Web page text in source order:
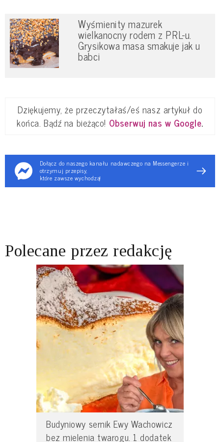
Wyśmienity mazurek
wielkanocny rodem z PRL-u.
Grysikowa masa smakuje jak u
babci
Dziękujemy, że przeczytałaś/eś nasz artykuł do
końca. Bądź na bieżąco! Obserwuj nas w Google.
Dołącz do naszego kanału nadawczego na Messengerze i
otrzymuj przepisy,
które zawsze wychodzą!
Polecane przez redakcję
Budyniowy sernik Ewy Wachowicz
bez mielenia twarogu. 1 dodatek